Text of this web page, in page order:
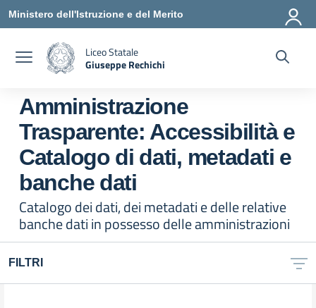
Vai ai contenuti
Vai al menu di navigazione
Vai al footer
Ministero dell'Istruzione e del Merito
Liceo Statale
Giuseppe Rechichi
Amministrazione
Trasparente: Accessibilità e
Catalogo di dati, metadati e
banche dati
Catalogo dei dati, dei metadati e delle relative
banche dati in possesso delle amministrazioni
FILTRI